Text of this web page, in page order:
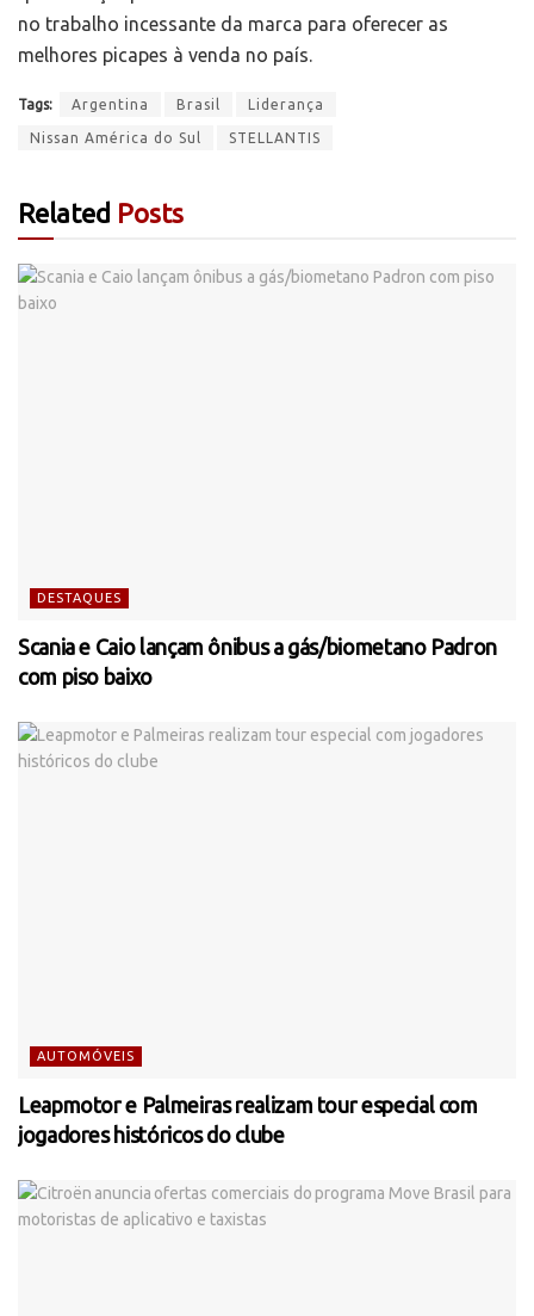
no trabalho incessante da marca para oferecer as
melhores picapes à venda no país.
Tags: Argentina Brasil Liderança
Nissan América do Sul STELLANTIS
Related Posts
DESTAQUES
Scania e Caio lançam ônibus a gás/biometano Padron
com piso baixo
AUTOMÓVEIS
Leapmotor e Palmeiras realizam tour especial com
jogadores históricos do clube